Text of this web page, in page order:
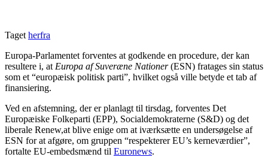
Taget herfra
Europa-Parlamentet forventes at godkende en procedure, der kan
resultere i, at Europa af Suveræne Nationer(ESN) fratages sin status
som et “europæisk politisk parti”, hvilket også ville betyde et tab af
finansiering.
Ved en afstemning, der er planlagt til tirsdag, forventes Det
Europæiske Folkeparti (EPP), Socialdemokraterne (S&D) og det
liberale Renew,at blive enige om at iværksætte en undersøgelse af
ESN for at afgøre, om gruppen “respekterer EU’s kerneværdier”,
fortalte EU-embedsmænd til Euronews.